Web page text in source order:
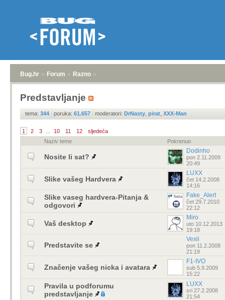
Bug.hr » Forum » Razno »
Predstavljanje
tema: 344 | poruka: 61.657 | moderatori: DrNasty pirat XXX-Man
1 2 3 10 11 12
sljedeća
Naziv teme
Pokrenuo
Nosite li sat?
Dodinho
pon 2.11.2009
20:49
Slike vašeg Hardvera
LUXX
čet 14.2.2008
14:16
Slike vaseg hardvera-Pitanja &
odgovori
Fake_Alert
čet 29.7.2010
22:12
Vaš desktop
Miro
uto 10.12.2013
19:18
Predstavite se
Vexii
pon 11.2.2008
21:19
Značenje vašeg nicka i avatara
F1-IVO
sub 5.9.2009
15:22
Pravila u podforumu
predstavljanje
LUXX
sri 27.2.2008
21:54